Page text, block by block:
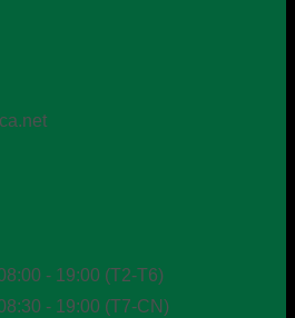
- 19:00 (T2-T6)
- 19:00 (T7-CN)